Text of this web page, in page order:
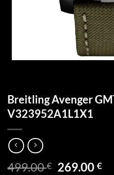
Breitling Avenger
V323952A1L1X1
499.00€ 269.00€